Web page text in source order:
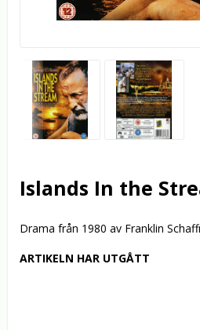
Islands In the
Drama från 1980 av Franklin
ARTIKELN HAR UTGÅTT